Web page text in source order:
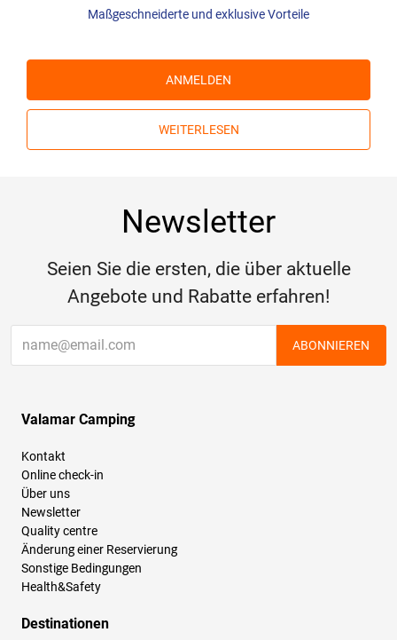
Maßgeschneiderte und exklusive Vorteile
ANMELDEN
WEITERLESEN
Newsletter
Seien Sie die ersten, die über aktuelle
Angebote und Rabatte erfahren!
ABONNIEREN
Valamar Camping
Kontakt
Online check-in
Über uns
Newsletter
Quality centre
Änderung einer Reservierung
Sonstige Bedingungen
Health&Safety
Destinationen